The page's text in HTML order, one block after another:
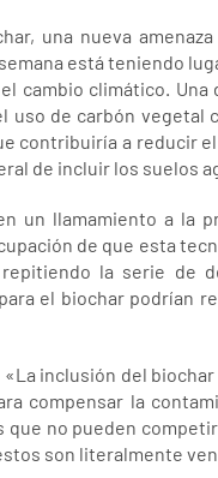
una nueva
está teniendo
cambio climático.
uso de carbón
contribuiría a reducir
de incluir los suelos
un llamamiento a la
de que esta
la serie de
el biochar podrían
inclusión del
compensar la
no pueden
son literalmente